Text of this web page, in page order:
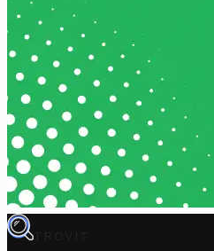
TROVIT